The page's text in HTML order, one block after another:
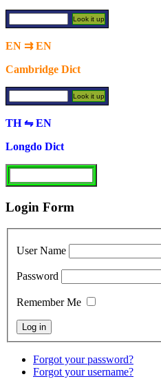
EN ⇉ EN
Cambridge Dict
TH ⇋ EN
Longdo Dict
Login Form
User Name
Password
Remember Me
Forgot your password?
Forgot your username?